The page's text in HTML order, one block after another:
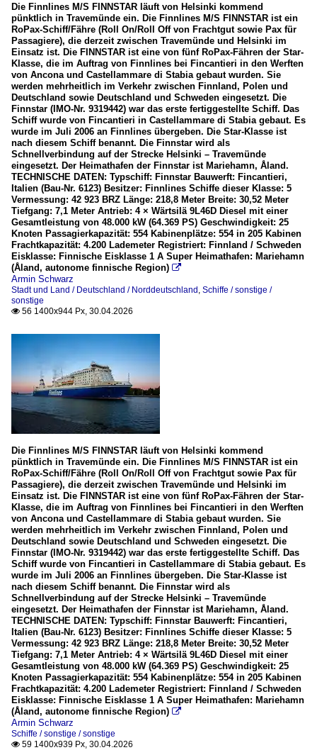
Die Finnlines M/S FINNSTAR läuft von Helsinki kommend
pünktlich in Travemünde ein. Die Finnlines M/S FINNSTAR ist ein
RoPax-Schiff/Fähre (Roll On/Roll Off von Frachtgut sowie Pax für
Passagiere), die derzeit zwischen Travemünde und Helsinki im
Einsatz ist. Die FINNSTAR ist eine von fünf RoPax-Fähren der Star-
Klasse, die im Auftrag von Finnlines bei Fincantieri in den Werften
von Ancona und Castellammare di Stabia gebaut wurden. Sie
werden mehrheitlich im Verkehr zwischen Finnland, Polen und
Deutschland sowie Deutschland und Schweden eingesetzt. Die
Finnstar (IMO-Nr. 9319442) war das erste fertiggestellte Schiff. Das
Schiff wurde von Fincantieri in Castellammare di Stabia gebaut. Es
wurde im Juli 2006 an Finnlines übergeben. Die Star-Klasse ist
nach diesem Schiff benannt. Die Finnstar wird als
Schnellverbindung auf der Strecke Helsinki – Travemünde
eingesetzt. Der Heimathafen der Finnstar ist Mariehamn, Åland.
TECHNISCHE DATEN: Typschiff: Finnstar Bauwerft: Fincantieri,
Italien (Bau-Nr. 6123) Besitzer: Finnlines Schiffe dieser Klasse: 5
Vermessung: 42 923 BRZ Länge: 218,8 Meter Breite: 30,52 Meter
Tiefgang: 7,1 Meter Antrieb: 4 × Wärtsilä 9L46D Diesel mit einer
Gesamtleistung von 48.000 kW (64.369 PS) Geschwindigkeit: 25
Knoten Passagierkapazität: 554 Kabinenplätze: 554 in 205 Kabinen
Frachtkapazität: 4.200 Lademeter Registriert: Finnland / Schweden
Eisklasse: Finnische Eisklasse 1 A Super Heimathafen: Mariehamn
(Åland, autonome finnische Region) 
Armin Schwarz
Stadt und Land / Deutschland / Norddeutschland Schiffe / sonstige /
sonstige
 56 1400x944 Px, 30.04.2026
Die Finnlines M/S FINNSTAR läuft von Helsinki kommend
pünktlich in Travemünde ein. Die Finnlines M/S FINNSTAR ist ein
RoPax-Schiff/Fähre (Roll On/Roll Off von Frachtgut sowie Pax für
Passagiere), die derzeit zwischen Travemünde und Helsinki im
Einsatz ist. Die FINNSTAR ist eine von fünf RoPax-Fähren der Star-
Klasse, die im Auftrag von Finnlines bei Fincantieri in den Werften
von Ancona und Castellammare di Stabia gebaut wurden. Sie
werden mehrheitlich im Verkehr zwischen Finnland, Polen und
Deutschland sowie Deutschland und Schweden eingesetzt. Die
Finnstar (IMO-Nr. 9319442) war das erste fertiggestellte Schiff. Das
Schiff wurde von Fincantieri in Castellammare di Stabia gebaut. Es
wurde im Juli 2006 an Finnlines übergeben. Die Star-Klasse ist
nach diesem Schiff benannt. Die Finnstar wird als
Schnellverbindung auf der Strecke Helsinki – Travemünde
eingesetzt. Der Heimathafen der Finnstar ist Mariehamn, Åland.
TECHNISCHE DATEN: Typschiff: Finnstar Bauwerft: Fincantieri,
Italien (Bau-Nr. 6123) Besitzer: Finnlines Schiffe dieser Klasse: 5
Vermessung: 42 923 BRZ Länge: 218,8 Meter Breite: 30,52 Meter
Tiefgang: 7,1 Meter Antrieb: 4 × Wärtsilä 9L46D Diesel mit einer
Gesamtleistung von 48.000 kW (64.369 PS) Geschwindigkeit: 25
Knoten Passagierkapazität: 554 Kabinenplätze: 554 in 205 Kabinen
Frachtkapazität: 4.200 Lademeter Registriert: Finnland / Schweden
Eisklasse: Finnische Eisklasse 1 A Super Heimathafen: Mariehamn
(Åland, autonome finnische Region) 
Armin Schwarz
Schiffe / sonstige / sonstige
 59 1400x939 Px, 30.04.2026